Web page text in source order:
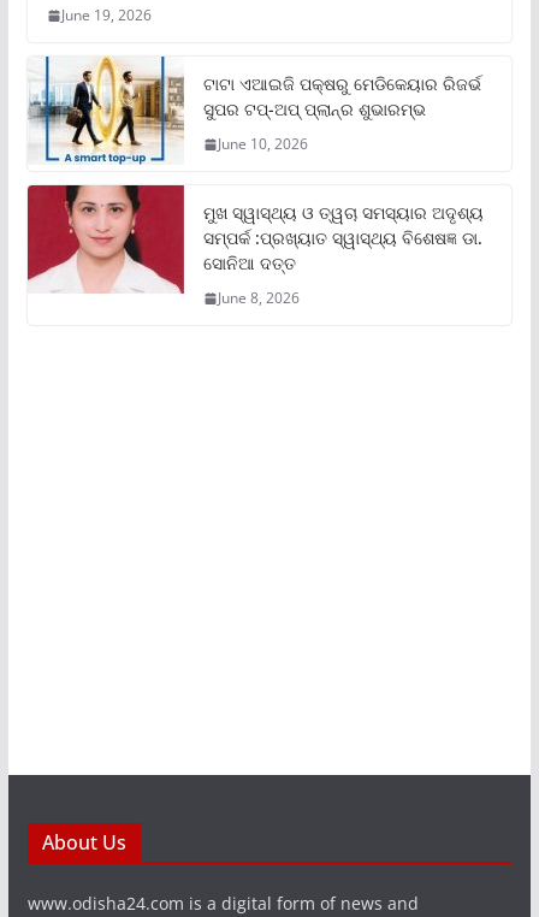
June 19, 2026
ଟାଟା ଏଆଇଜି ପକ୍ଷରୁ ମେଡିକେୟାର ରିଜର୍ଭ
ସୁପର ଟପ୍‌-ଅପ୍ ପ୍ଲାନ୍‌ର ଶୁଭାରମ୍ଭ
June 10, 2026
ମୁଖ ସ୍ୱାସ୍ଥ୍ୟ ଓ ତ୍ୱଚା ସମସ୍ୟାର ଅଦୃଶ୍ୟ
ସମ୍ପର୍କ :ପ୍ରଖ୍ୟାତ ସ୍ୱାସ୍ଥ୍ୟ ବିଶେଷଜ୍ଞ ଡା.
ସୋନିଆ ଦତ୍ତ
June 8, 2026
About Us
www.odisha24.com is a digital form of news and